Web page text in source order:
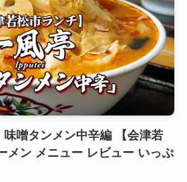
噌タンメン中辛編 【会津若
メン メニュー レビュー いっぷ